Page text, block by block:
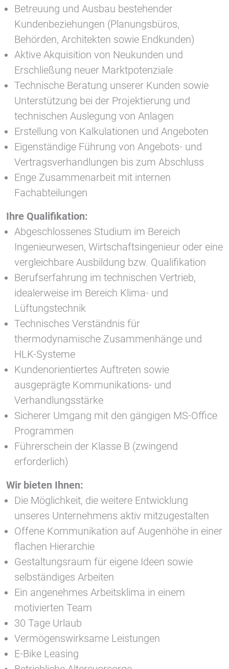
Betreuung und Ausbau bestehender
Kundenbeziehungen (Planungsbüros,
Behörden, Architekten sowie Endkunden)
Aktive Akquisition von Neukunden und
Erschließung neuer Marktpotenziale
Technische Beratung unserer Kunden sowie
Unterstützung bei der Projektierung und
technischen Auslegung von Anlagen
Erstellung von Kalkulationen und Angeboten
Eigenständige Führung von Angebots- und
Vertragsverhandlungen bis zum Abschluss
Enge Zusammenarbeit mit internen
Fachabteilungen
Ihre Qualifikation:
Abgeschlossenes Studium im Bereich
Ingenieurwesen, Wirtschaftsingenieur oder eine
vergleichbare Ausbildung bzw. Qualifikation
Berufserfahrung im technischen Vertrieb,
idealerweise im Bereich Klima- und
Lüftungstechnik
Technisches Verständnis für
thermodynamische Zusammenhänge und
HLK-Systeme
Kundenorientiertes Auftreten sowie
ausgeprägte Kommunikations- und
Verhandlungsstärke
Sicherer Umgang mit den gängigen MS-Office
Programmen
Führerschein der Klasse B (zwingend
erforderlich)
Wir bieten Ihnen:
Die Möglichkeit, die weitere Entwicklung
unseres Unternehmens aktiv mitzugestalten
Offene Kommunikation auf Augenhöhe in einer
flachen Hierarchie
Gestaltungsraum für eigene Ideen sowie
selbständiges Arbeiten
Ein angenehmes Arbeitsklima in einem
motivierten Team
30 Tage Urlaub
Vermögenswirksame Leistungen
E-Bike Leasing